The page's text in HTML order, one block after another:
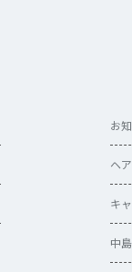
お
ヘ
キ
中